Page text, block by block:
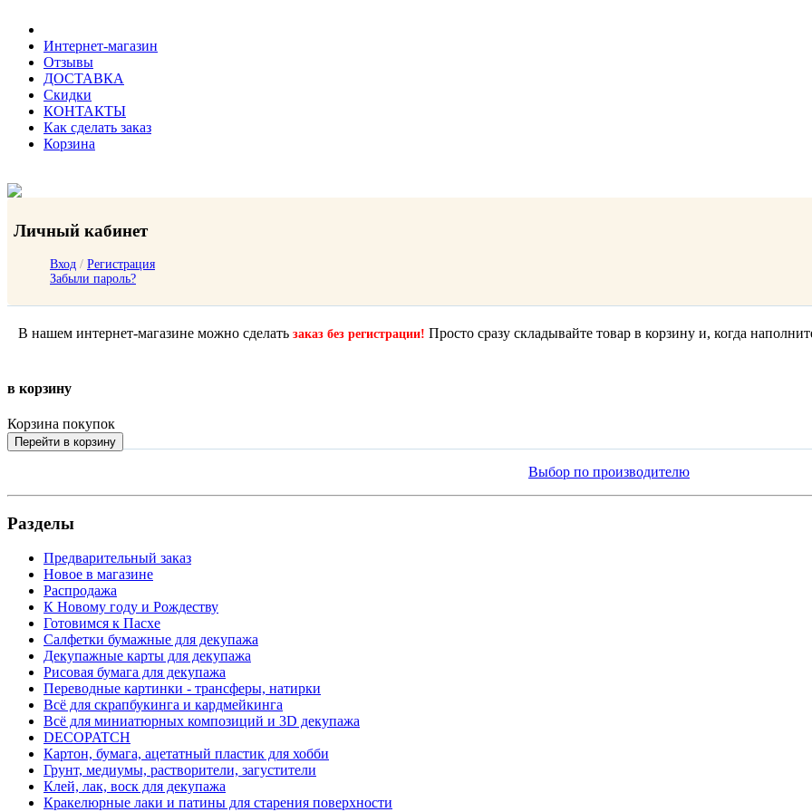
Интернет-магазин
Отзывы
ДОСТАВКА
Скидки
КОНТАКТЫ
Как сделать заказ
Корзина
Личный кабинет
Вход / Регистрация
Забыли пароль?
В нашем интернет-магазине можно сделать заказ без регистрации! Просто сразу складывайте товар в корзину и, когда
в корзину
Корзина покупок
Перейти в корзину
Выбор по производителю
Разделы
Предварительный заказ
Новое в магазине
Распродажа
К Новому году и Рождеству
Готовимся к Пасхе
Салфетки бумажные для декупажа
Декупажные карты для декупажа
Рисовая бумага для декупажа
Переводные картинки - трансферы, натирки
Всё для скрапбукинга и кардмейкинга
Всё для миниатюрных композиций и 3D декупажа
DECOPATCH
Картон, бумага, ацетатный пластик для хобби
Грунт, медиумы, растворители, загустители
Клей, лак, воск для декупажа
Кракелюрные лаки и патины для старения поверхности